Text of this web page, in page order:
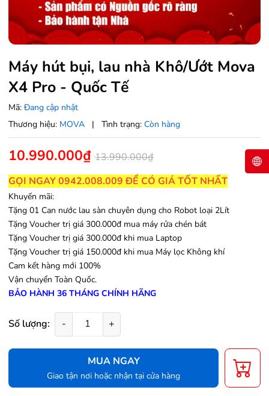
Máy hút bụi, lau nhà Khô/Ướt Mova
X4 Pro - Quốc Tế
Mã: Đang cập nhật
Thương hiệu: MOVA | Tình trạng: Còn hàng
10.990.000₫ 13.990.000₫
GỌI NGAY 0942.008.009 ĐỂ CÓ GIÁ TỐT NHẤT
Khuyến mãi:
Tặng 01 Can nước lau sàn chuyên dụng cho Robot loại 2Lít
Tặng Voucher trị giá 300.000đ mua máy rửa chén bát
Tặng Voucher trị giá 300.000đ khi mua Laptop
Tặng Voucher trị giá 150.000đ khi mua Máy lọc Không khí
Cam kết hàng mới 100%
Vận chuyển Toàn Quốc.
BẢO HÀNH 36 THÁNG CHÍNH HÃNG
Số lượng: - +
MUA NGAY
Giao tận nơi hoặc nhận tại cửa hàng